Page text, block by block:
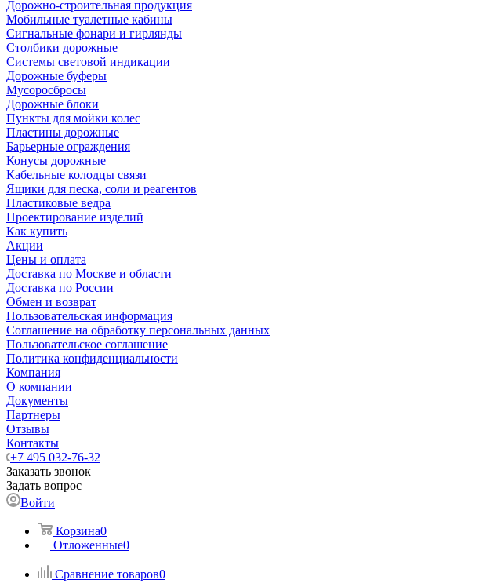
Дорожно-строительная продукция
Мобильные туалетные кабины
Сигнальные фонари и гирлянды
Столбики дорожные
Системы световой индикации
Дорожные буферы
Мусоросбросы
Дорожные блоки
Пункты для мойки колес
Пластины дорожные
Барьерные ограждения
Конусы дорожные
Кабельные колодцы связи
Ящики для песка, соли и реагентов
Пластиковые ведра
Проектирование изделий
Как купить
Акции
Цены и оплата
Доставка по Москве и области
Доставка по России
Обмен и возврат
Пользовательская информация
Соглашение на обработку персональных данных
Пользовательское соглашение
Политика конфиденциальности
Компания
О компании
Документы
Партнеры
Отзывы
Контакты
+7 495 032-76-32
Заказать звонок
Задать вопрос
Войти
Корзина0
Отложенные0
Сравнение товаров0